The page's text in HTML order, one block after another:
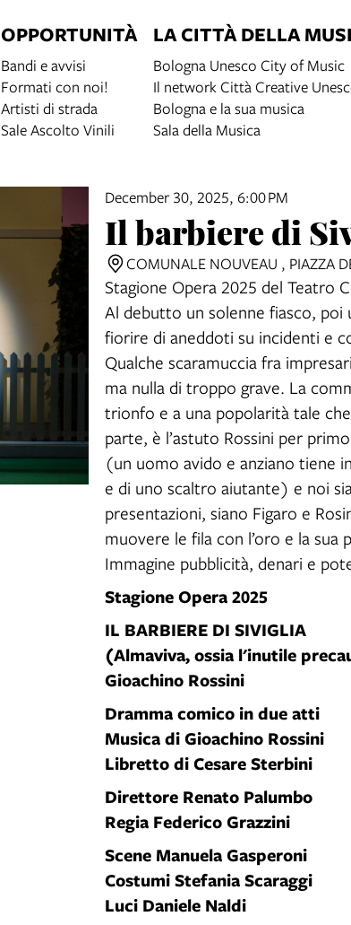
OPPORTUNITÀ
Bandi e avvisi
Formati con noi!
Artisti di strada
Sale Ascolto Vinili
LA CITTÀ DELLA
Bologna Unesco City of Music
Il network Città Creative
Bologna e la sua musica
Sala della Musica
December 30, 2025, 6:00 PM
Il barbiere di
COMUNALE NOUVEAU , PIAZZA
Stagione Opera 2025 del Teatro
Al debutto un solenne fiasco,
fiorire di aneddoti su incidenti e
Qualche scaramuccia fra
ma nulla di troppo grave. La
trionfo e a una popolarità tale
parte, è l’astuto Rossini per
(un uomo avido e anziano tiene
e di uno scaltro aiutante) e noi
presentazioni, siano Figaro e
muovere le fila con l’oro e la
Immagine pubblicità, denari e
Stagione Opera 2025
IL BARBIERE DI SIVIGLIA
(Almaviva, ossia l'inutile
Gioachino Rossini
Dramma comico in due atti
Musica di Gioachino Rossini
Libretto di Cesare Sterbini
Direttore Renato Palumbo
Regia Federico Grazzini
Scene Manuela Gasperoni
Costumi Stefania Scaraggi
Luci Daniele Naldi